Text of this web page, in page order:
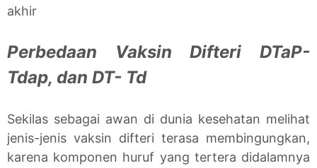
akhir
Perbedaan Vaksin Difteri DTaP-
Tdap, dan DT- Td
Sekilas sebagai awan di dunia kesehatan melihat
jenis-jenis vaksin difteri terasa membingungkan,
karena komponen huruf yang tertera didalamnya